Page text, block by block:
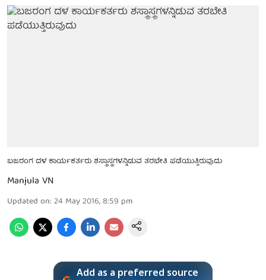
ಬಜರಂಗ ದಳ ಕಾರ್ಯಕರ್ತರು ಶಸ್ತ್ರಾಸ್ತ್ರಗಳನ್ನಿಡುವ ತರಬೇತಿ ಪಡೆಯುತ್ತಿರುವುದು
Manjula VN
Updated on: 24 May 2016, 8:59 pm
Add as a preferred source